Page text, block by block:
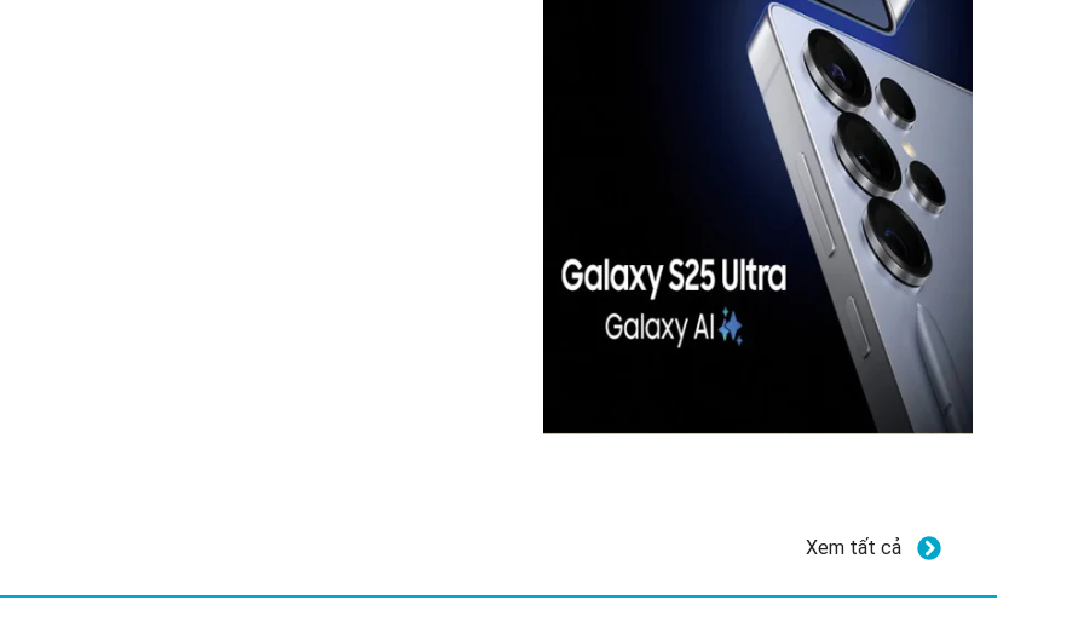
Xem tất cả